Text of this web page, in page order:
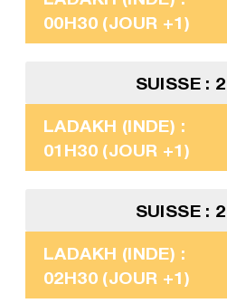
00H30 (JOUR +1)
SUISSE :
LADAKH (INDE) :
01H30 (JOUR +1)
SUISSE :
LADAKH (INDE) :
02H30 (JOUR +1)